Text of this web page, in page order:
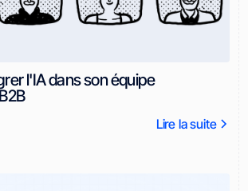
l'IA dans son équipe
Lire la suite